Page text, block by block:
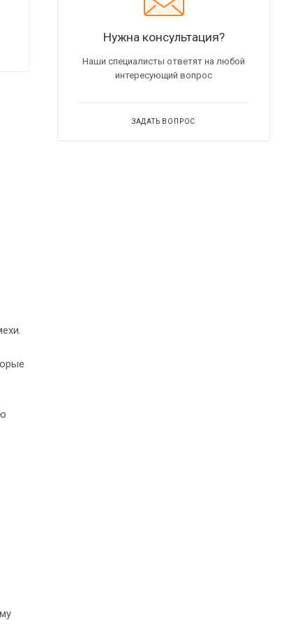
Нужна консультация?
Наши специалисты ответят на любой
интересующий вопрос
ЗАДАТЬ ВОПРОС